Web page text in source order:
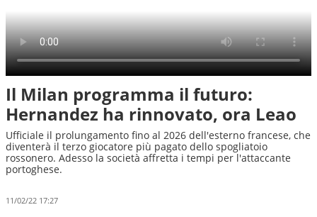
Il Milan programma il futuro:
Hernandez ha rinnovato, ora Leao
Ufficiale il prolungamento fino al 2026 dell'esterno francese, che
diventerà il terzo giocatore più pagato dello spogliatoio
rossonero. Adesso la società affretta i tempi per l'attaccante
portoghese.
11/02/22 17:27